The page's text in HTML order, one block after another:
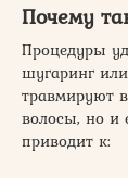
Почему
Процедуры
шугаринг
травмируют
волосы, но и
приводит к: